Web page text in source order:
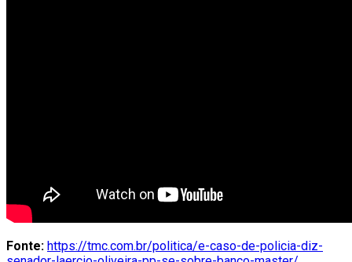
Fonte: https://tmc.com.br/politica/e-caso-de-policia-diz-